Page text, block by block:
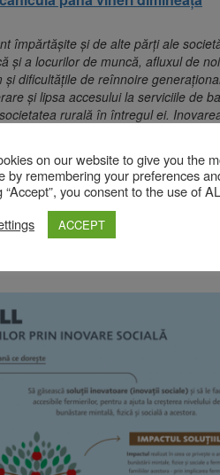
împărtășite și de alte părți ale
și a locurilor de muncă, afluxul de
dificultățile de reînnoire
și lipsa accesului la serviciile de
rurală în întregul ei.
și familiilor de fermieri, însă
avem ocazia să adresăm
în celelalte zone rurale din
Polițiștii te previn cum să îți
on our website to give you the
by remembering your preferences
“Accept”, you consent to the use of
ACCEPT